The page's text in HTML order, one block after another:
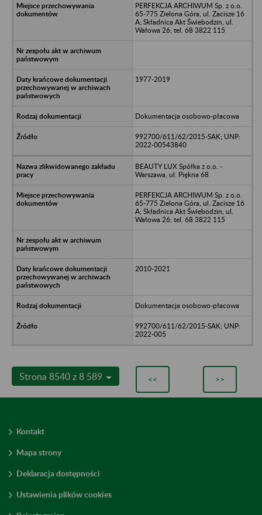
PERFEKCJA ARCHIWUM Sp. z o.o.
65-775 Zielona Góra, ul. Zacisze 16
A; Składnica Akt Świebodzin, ul.
Wałowa 26; tel. 68 3822 115
1977-2019
Dokumentacja osobowo-płacowa
992700/611/62/2015-SAK; UNP:
2022-00543840
BEAUTY LUX Spółka z o.o. -
Warszawa, ul. Piękna 68
PERFEKCJA ARCHIWUM Sp. z o.o.
65-775 Zielona Góra, ul. Zacisze 16
A; Składnica Akt Świebodzin, ul.
Wałowa 26; tel. 68 3822 115
2010-2021
Dokumentacja osobowo-płacowa
992700/611/62/2015-SAK; UNP:
2022-005
Strona 8540 z 8 589 << >>
Kontakt
Mapa strony
Deklaracja dostępności
Ustawienia plików cookies